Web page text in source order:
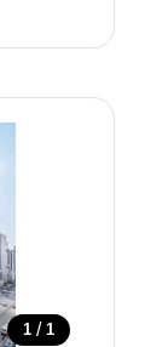
1 / 1